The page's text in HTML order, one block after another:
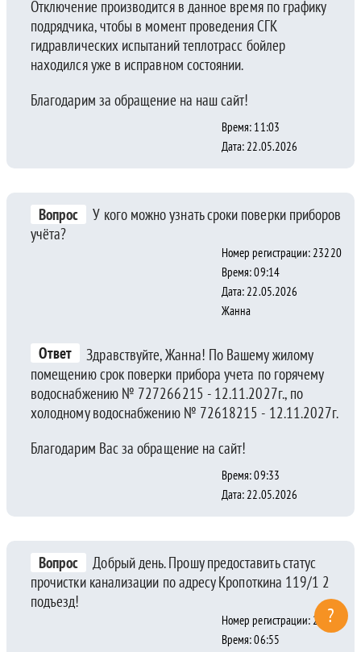
Отключение производится в данное время по графику
подрядчика, чтобы в момент проведения СГК
гидравлических испытаний теплотрасс бойлер
находился уже в исправном состоянии.
Благодарим за обращение на наш сайт!
Время: 11:03
Дата: 22.05.2026
Вопрос
У кого можно узнать сроки поверки приборов
учёта?
Номер регистрации: 23220
Время: 09:14
Дата: 22.05.2026
Жанна
Ответ
Здравствуйте, Жанна! По Вашему жилому
помещению срок поверки прибора учета по горячему
водоснабжению № 727266215 - 12.11.2027г., по
холодному водоснабжению № 72618215 - 12.11.2027г.
Благодарим Вас за обращение на сайт!
Время: 09:33
Дата: 22.05.2026
Вопрос
Добрый день. Прошу предоставить статус
прочистки канализации по адресу Кропоткина 119/1 2
подъезд!
Номер регистрации: 23219
Время: 06:55
?